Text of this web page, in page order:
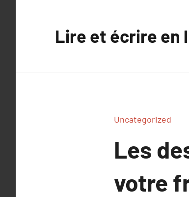
Lire et écrire en
Uncategorized
Les
votre